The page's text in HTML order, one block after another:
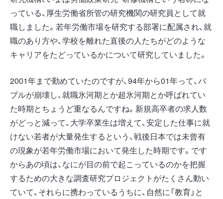
っている、厚生労働省所管の研究機関の研究員として就
職しました。若年労働市場を研究する部署に配属され、就
職のあり方や、学校を離れた直後の人たちがどのような
キャリアをたどっているかについて研究していました。
2001年まで勤めていたのですが、94年から01年って、バ
ブルが崩壊し、就職氷河期とか超氷河期とか呼ばれてい
た時期とちょうど重なるんですね。新規高卒者の求人数
がどっと減って、大学卒業生は増えて、安定した仕事に就
けない若者が大量発生するという、戦後日本では未曾有
の現象が若年労働市場において発生した時期です。です
からあの頃は、なにが目の前で起こっているのかを把握
するための大きな調査研究プロジェクトがたくさん動い
ていて、それらに携わっているうちに、自然に「教育」と